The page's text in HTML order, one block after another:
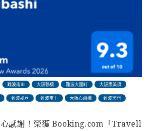
難波南Ⅲ 大阪鶴橋 難波大國町 大阪恵美須
難波戎西 難波南Ⅰ 大阪心齋橋 難波黑門
心感謝！榮獲 Booking.com「Travell